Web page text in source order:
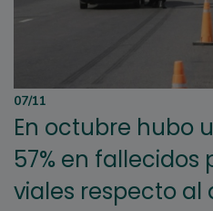
07/11
En octubre hubo
57% en fallecidos
viales respecto al